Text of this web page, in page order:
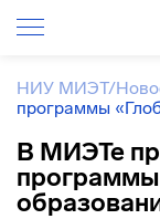
НИУ МИЭТ/
программы
В МИЭТе